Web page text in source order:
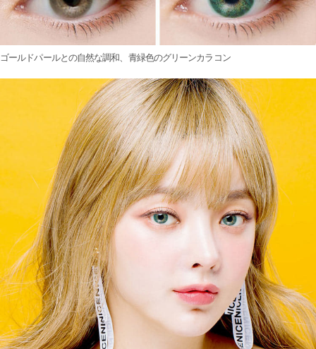
ゴールドパールとの自然な調和、青緑色のグリーンカラコン